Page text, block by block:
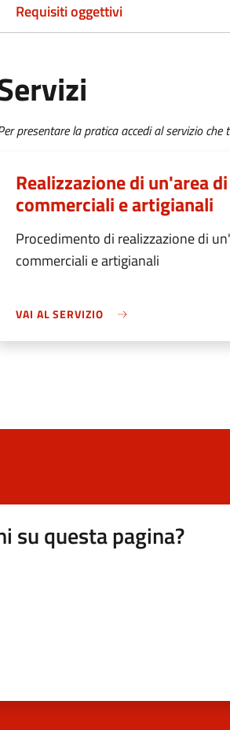
Requisiti oggettivi
presentare la pratica accedi al servizio che
Realizzazione di un'area
commerciali e artigianali
Procedimento di realizzazione di
commerciali e artigianali
VAI AL SERVIZIO
su questa pagina?